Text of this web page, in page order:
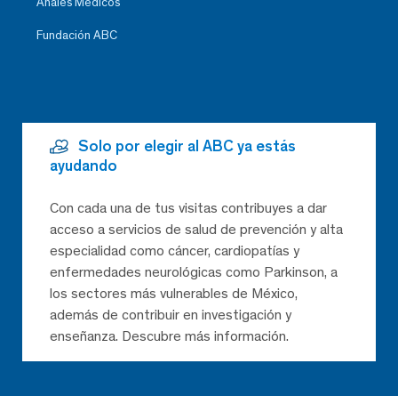
Fundación ABC
Solo por elegir al ABC ya estás
ayudando
Con cada una de tus visitas contribuyes a dar
acceso a servicios de salud de prevención y alta
especialidad como cáncer, cardiopatías y
enfermedades neurológicas como Parkinson, a
los sectores más vulnerables de México,
además de contribuir en investigación y
enseñanza. Descubre más información.